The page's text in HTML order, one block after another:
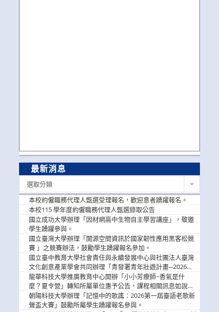
最新消息
選取分類
本校約僱職務代理人甄選受理報名，歡迎意者踴躍報名。
本校115 學年度約僱職務代理人甄選錄取公告
國立成功大學辦理「因材網高中生物自主學習講座」，敬邀
學生踴躍參與。
國立臺灣大學辦理「開源空間資訊於國家韌性應用黑客松競
賽 」之競賽辦法，鼓勵學生踴躍報名參加。
國立臺中教育大學社會責任與永續發展中心與社團法人臺灣
文化創意產業學會共同辦理「青發署青年壯遊計畫─2026臺
中舊城都市建築文化體驗」活動，敬邀學生踴躍報名參加，
公告周知。
龍華科技大學推廣教育中心開辦「小小芳療師~香氣是什
麼？夏令營」轉知所屬單位惠予公告，課程相關訊息如說
明。
朝陽科技大學辦理「記憶中的歌謠：2026第一屆臺語老歌新
聲盃大賽」鼓勵所屬學生踴躍報名參與。